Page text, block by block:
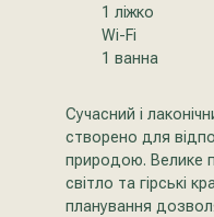
1 ліжко
Wi-Fi
1 ванна
Сучасний і
створено для
природою. Велике
світло та гірські
планування